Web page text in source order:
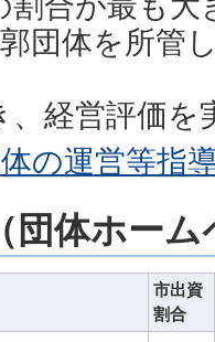
団体を所管
、経営評価を
体の運営等指
団体ホー
市出資
割合